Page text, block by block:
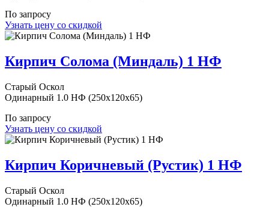
По запросу
Узнать цену со скидкой
Кирпич Солома (Миндаль) 1 НФ
Старый Оскол
Одинарный 1.0 НФ (250x120x65)
По запросу
Узнать цену со скидкой
Кирпич Коричневый (Рустик) 1 НФ
Старый Оскол
Одинарный 1.0 НФ (250x120x65)